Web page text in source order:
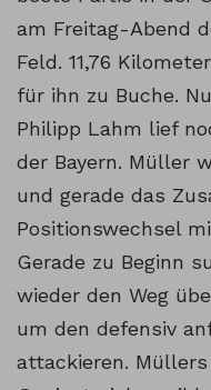
am Freitag-Abend
Feld. 11,76
für ihn zu Buche.
Philipp Lahm lief
der Bayern. Müller
und gerade das
Positionswechsel
Gerade zu Beginn
wieder den Weg
um den defensiv
attackieren. Müllers